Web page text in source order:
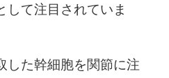
して注目されていま
した幹細胞を関節に注